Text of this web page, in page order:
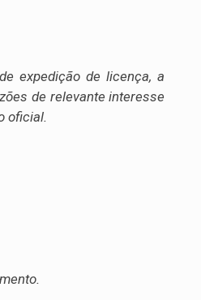
expedição de licença, a
de relevante interesse
oficial.